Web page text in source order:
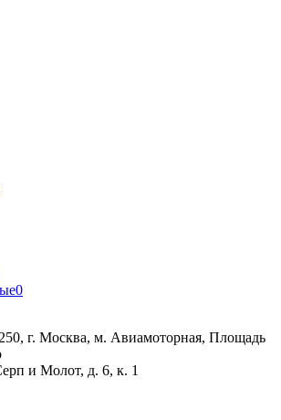
0
г. Москва, м. Авиамоторная, Площадь
и Молот, д. 6, к. 1